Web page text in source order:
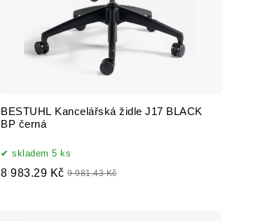
BESTUHL Kancelářská židle J17 BLACK
BP černá
skladem 5 ks
8 983.29 Kč 9 981.43 Kč